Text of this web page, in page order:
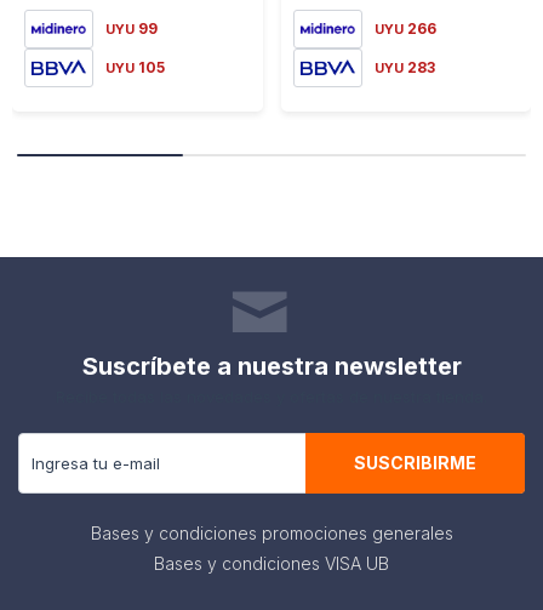
Las Figuras Presentan Distintos Personajes y Criaturas de
Estilo Pixelado, Ideales para Coleccionar, Intercambiar o
Decorar Mochilas, Estuches y Llaveros. la Divertida
Presentación en Lata Agrega un Toque Especial al Momento
Cada Lata Incluye:
Perfecto para Fanáticos de Minecraft, Cumpleaños, Regalos
y Colecciones. ¡Coleccionalos Todos y Completá Tu Mundo
UYU 99
UYU 105
UYU 266
UYU 283
Suscríbete a nuestra newsletter
SUSCRIBIRME
Bases y condiciones promociones generales
Bases y condiciones VISA UB